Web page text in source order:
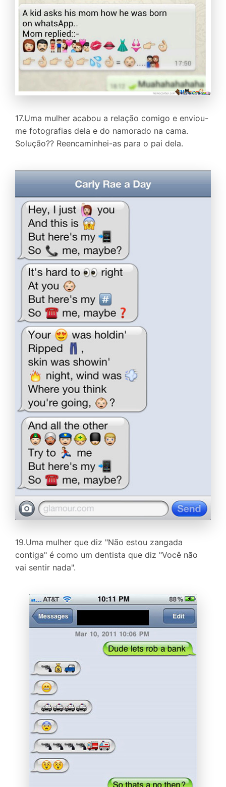
17.Uma mulher acabou a relação comigo e enviou-
me fotografias dela e do namorado na cama.
Solução?? Reencaminhei-as para o pai dela.
19.Uma mulher que diz "Não estou zangada
contiga" é como um dentista que diz "Você não
vai sentir nada".